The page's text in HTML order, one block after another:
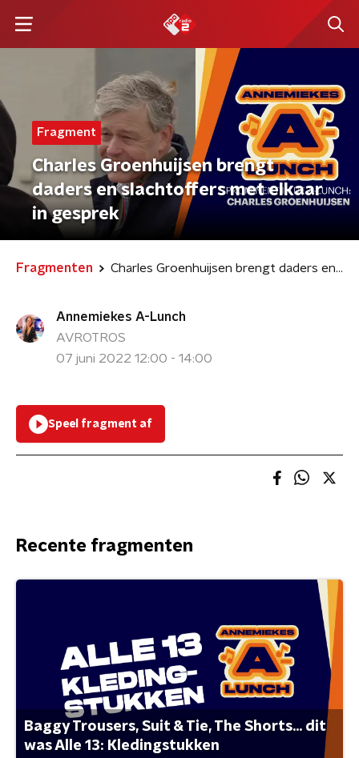
Fragment
Charles Groenhuijsen brengt
daders en slachtoffers met elkaar
in gesprek
Fragmenten Charles Groenhuijsen brengt daders en slachtoffers met elkaar in gesprek
Annemiekes A-Lunch
AVROTROS
07 juni 2022 12:00 - 14:00
Speel fragment af
Recente fragmenten
Baggy Trousers, Suit & Tie, The Shorts... dit
was Alle 13: Kledingstukken